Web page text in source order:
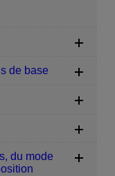
de base
du mode